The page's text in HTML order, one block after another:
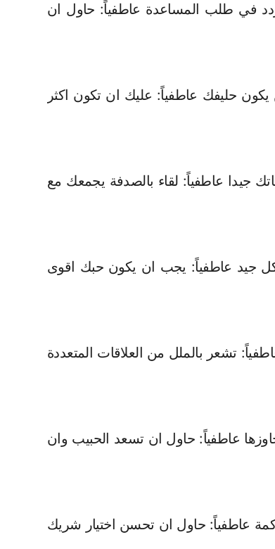
في طلب المساعدة عاطفياً: حاول ان
حليفك عاطفياً: عليك ان تكون اكثر
جيدا عاطفياً: لقاء بالصدفة يجمعك مع
جيد عاطفياً: يجب ان يكون حبك اقوى
تشعر بالملل من العلاقات المتعددة
عاطفياً: حاول ان تسعد الحبيب وان
عاطفياً: حاول ان تحسن اختيار شريك